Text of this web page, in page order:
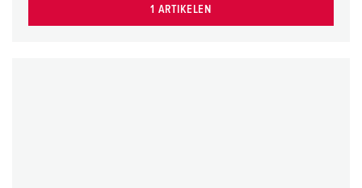
1 ARTIKELEN